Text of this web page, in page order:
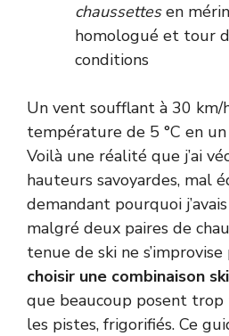
chaussettesen
homologué et tour
conditions
Un vent soufflant à 30 km/
température de 5 °C en
Voilà une réalité que j’ai
hauteurs savoyardes, mal
demandant pourquoi
malgré deux paires de
tenue de ski ne s’improvise
choisir une combinaison ski
que beaucoup posent
les pistes, frigorifiés. Ce